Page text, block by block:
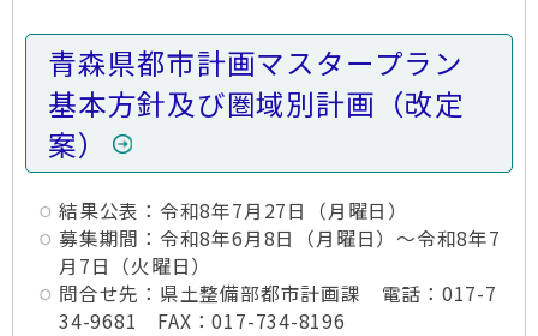
青森県都市計画マスタープラン
基本方針及び圏域別計画（改定
案）
結果公表：令和8年7月27日（月曜日）
募集期間：令和8年6月8日（月曜日）～令和8年7
月7日（火曜日）
問合せ先：県土整備部都市計画課 電話：017-7
34-9681 FAX：017-734-8196